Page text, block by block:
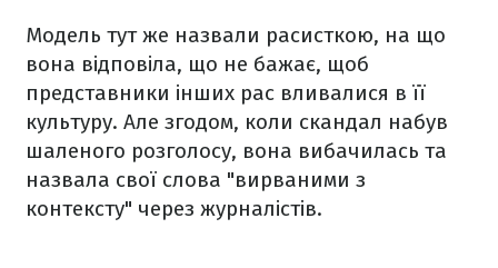
Модель тут же назвали расисткою, на що
вона відповіла, що не бажає, щоб
представники інших рас вливалися в її
культуру. Але згодом, коли скандал набув
шаленого розголосу, вона вибачилась та
назвала свої слова "вирваними з
контексту" через журналістів.